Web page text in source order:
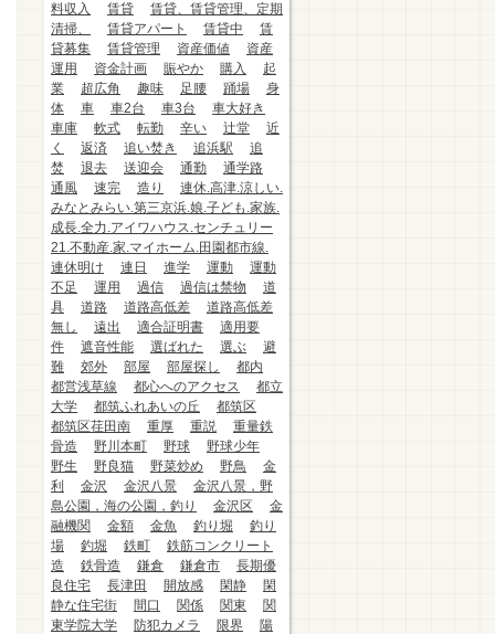
料収入
賃貸
賃貸、賃貸管理、定期
清掃、
賃貸アパート 賃貸中
賃
貸募集
賃貸管理 資産価値
資産
運用
資金計画 賑やか 購入
起
業
超広角 趣味 足腰 踊場
身
体
車 車2台 車3台
車大好き
車庫
軟式 転勤 辛い 辻堂
近
く
返済 追い焚き 追浜駅
追
焚
退去 送迎会 通勤
通学路
通風
速完 造り
連休.高津.涼しい.
みなとみらい.第三京浜.娘.子ども.家族.
成長.全力.アイワハウス.センチュリー
21.不動産.家.マイホーム.田園都市線.
連休明け
連日 進学 運動
運動
不足
運用 過信 過信は禁物
道
具
道路 道路高低差
道路高低差
無し
遠出 適合証明書
適用要
件
遮音性能 選ばれた 選ぶ
避
難
郊外 部屋 部屋探し
都内
都営浅草線
都心へのアクセス
都立
大学
都筑ふれあいの丘
都筑区
都筑区荏田南
重厚 重説
重量鉄
骨造
野川本町 野球
野球少年
野生
野良猫 野菜炒め 野鳥
金
利
金沢 金沢八景
金沢八景，野
島公園，海の公園，釣り
金沢区
金
融機関
金額 金魚 釣り堀
釣り
場
釣堀 鉄町
鉄筋コンクリート
造
鉄骨造 鎌倉 鎌倉市
長期優
良住宅
長津田 開放感 閑静
閑
静な住宅街
間口 関係 関東
関
東学院大学
防犯カメラ 限界
陽